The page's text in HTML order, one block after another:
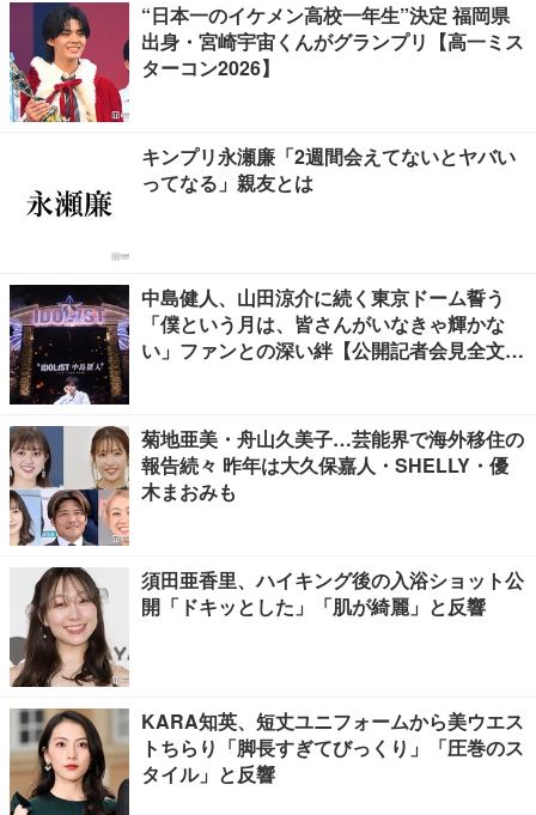
“日本一のイケメン高校一年生”決定 福岡県
出身・宮崎宇宙くんがグランプリ【高一ミス
ターコン2026】
キンプリ永瀬廉「2週間会えてないとヤバい
ってなる」親友とは
中島健人、山田涼介に続く東京ドーム誓う
「僕という月は、皆さんがいなきゃ輝かな
い」ファンとの深い絆【公開記者会見全文
菊地亜美・舟山久美子…芸能界で海外移住の
報告続々 昨年は大久保嘉人・SHELLY・優
木まおみも
須田亜香里、ハイキング後の入浴ショット公
開「ドキッとした」「肌が綺麗」と反響
KARA知英、短丈ユニフォームから美ウエス
トちらり「脚長すぎてびっくり」「圧巻のス
タイル」と反響